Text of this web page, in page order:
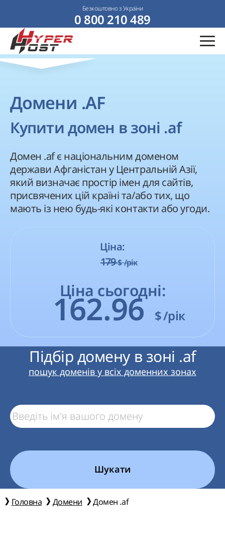
Безкоштовно з України
0 800 210 489
Домени .AF
Купити домен в зоні .af
Домен .af є національним доменом
держави Афганістан у Центральній Азії,
який визначає простір імен для сайтів,
присвячених цій країні та/або тих, що
мають із нею будь-які контакти або угоди.
Ціна:
179$ /рік
Ціна сьогодні:
162.96 $/рік
Підбір домену в зоні .af
пошук доменів у всіх доменних зонах
Шукати
Головна Домени Домен .af